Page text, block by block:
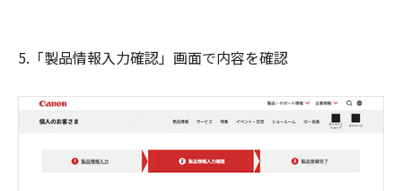
5.「製品情報入力確認」画面で内容を確認